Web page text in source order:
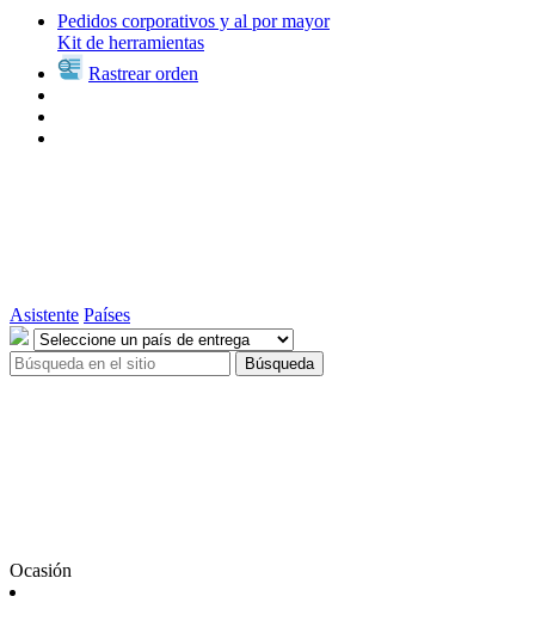
Pedidos corporativos y al por mayor
Kit de herramientas
Rastrear orden
Asistente Países
Búsqueda
Ocasión